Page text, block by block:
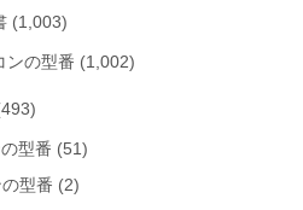
(1,003)
ンの型番 (1,002)
型番 (51)
型番 (2)